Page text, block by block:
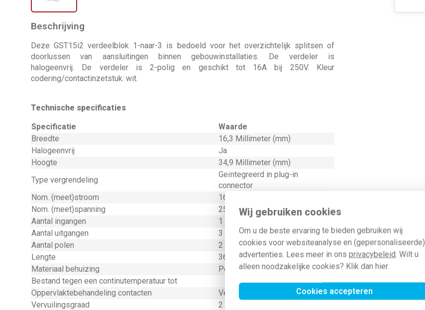
Wij gebruiken cookies
Om u de beste ervaring te bieden gebruiken wij
cookies voor websiteanalyse en (gepersonaliseerde)
advertenties. Lees meer in ons privacybeleid. Wilt u
alleen noodzakelijke cookies? Klik dan hier.
Cookies accepteren
Beschrijving
Deze GST15i2 verdeelblok 1-naar-3 is bedoeld voor het overzichtelijk splitsen of
doorlussen van aansluitingen binnen gebouwinstallaties. De verdeler is
halogeenvrij. De verdeler is 2-polig en geschikt tot 16A bij 250V. Kleur
codering/contactinzetstuk: wit.
Technische specificaties
Specificatie
Waarde
Breedte
16,3 Millimeter (mm)
Halogeenvrij
Ja
Hoogte
34,9 Millimeter (mm)
Type vergrendeling
Geïntegreerd in plug-in
connector
Nom. (meet)stroom
16 Ampère (A)
Nom. (meet)spanning
250 Volt (V)
Aantal ingangen
1
Aantal uitgangen
3
Aantal polen
2
Lengte
36,2 Millimeter (mm)
Materiaal behuizing
Polyamide (PA)
Bestand tegen een continutemperatuur tot
Oppervlaktebehandeling contacten
Verzilverd
Vervuilingsgraad
2